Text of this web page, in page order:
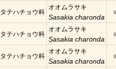
タテハチョウ科
オオムラサキ
Sasakia charonda
タテハチョウ科
オオムラサキ
Sasakia charonda
タテハチョウ科
オオムラサキ
Sasakia charonda